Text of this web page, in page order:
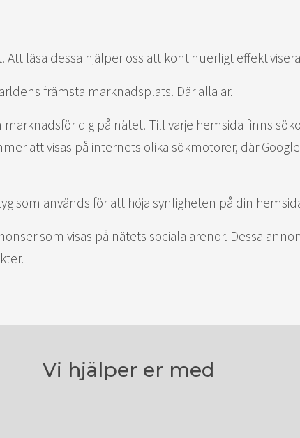
läsa dessa hjälper oss att kontinuerligt
främsta marknadsplats. Där alla är.
marknadsför dig på nätet. Till varje hemsida finns
att visas på internets olika sökmotorer, där
som används för att höja synligheten på din
som visas på nätets sociala arenor. Dessa
Vi hjälper er med